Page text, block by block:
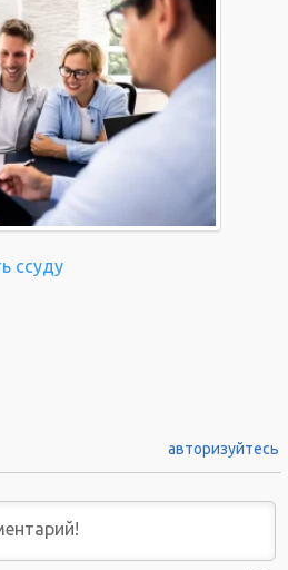
ссуду
авторизуйтесь